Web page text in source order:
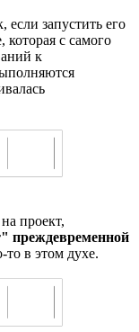
запустить его
которая с самого
к
проект,
преждевременной
то в этом духе.